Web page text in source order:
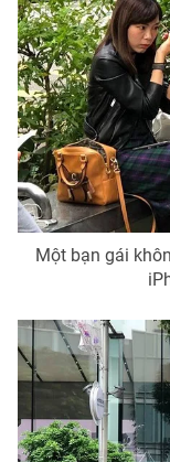
Một bạn gái